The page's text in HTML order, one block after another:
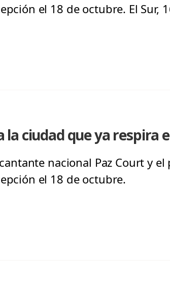
el 18 de octubre. El Sur,
la ciudad que ya respira
nacional Paz Court y
el 18 de octubre.